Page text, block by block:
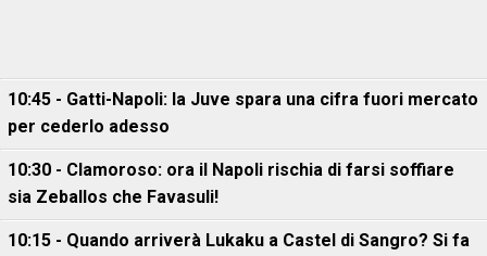
10:45 - Gatti-Napoli: la Juve spara una cifra fuori mercato
per cederlo adesso
10:30 - Clamoroso: ora il Napoli rischia di farsi soffiare
sia Zeballos che Favasuli!
10:15 - Quando arriverà Lukaku a Castel di Sangro? Si fa